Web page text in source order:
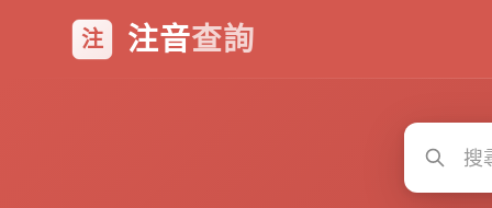
注 注音查詢